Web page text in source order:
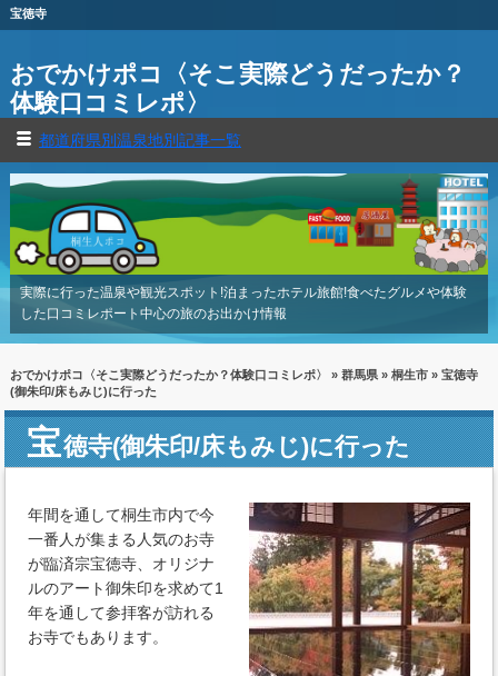
宝徳寺
おでかけポコ〈そこ実際どうだったか？
体験口コミレポ〉
都道府県別温泉地別記事一覧
実際に行った温泉や観光スポット!泊まったホテル旅館!食べたグルメや体験
した口コミレポート中心の旅のお出かけ情報
おでかけポコ〈そこ実際どうだったか？体験口コミレポ〉 » 群馬県» 桐生市» 宝徳寺
(御朱印/床もみじ)に行った
宝徳寺(御朱印/床もみじ)に行った
年間を通して桐生市内で今
一番人が集まる人気のお寺
が臨済宗宝徳寺、オリジナ
ルのアート御朱印を求めて1
年を通して参拝客が訪れる
お寺でもあります。